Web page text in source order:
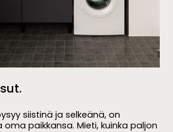
siistinä ja selkeänä, on
oma paikkansa. Mieti, kuinka paljon